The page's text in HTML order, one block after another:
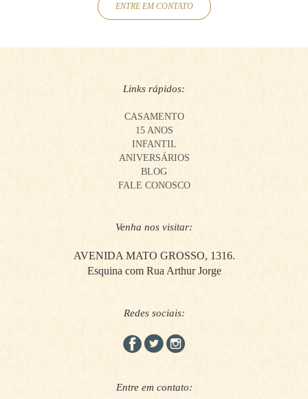
ENTRE EM CONTATO
Links rápidos:
CASAMENTO
15 ANOS
INFANTIL
ANIVERSÁRIOS
BLOG
FALE CONOSCO
Venha nos visitar:
AVENIDA MATO GROSSO, 1316.
Esquina com Rua Arthur Jorge
Redes sociais:
Entre em contato: